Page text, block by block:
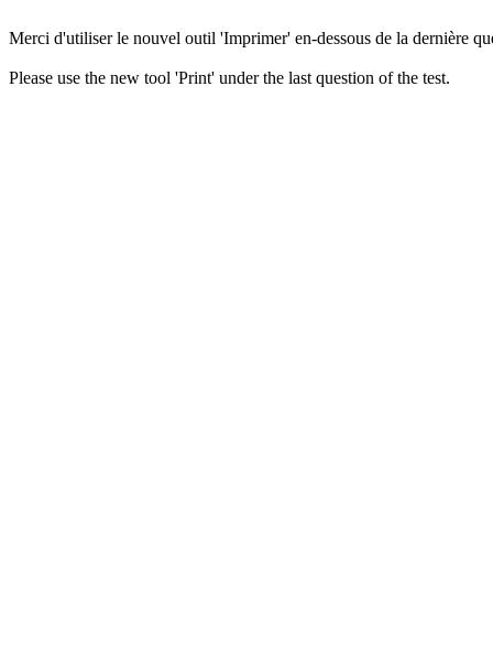
Merci d'utiliser le nouvel outil 'Imprimer' en-dessous de la dernière
Please use the new tool 'Print' under the last question of the test.